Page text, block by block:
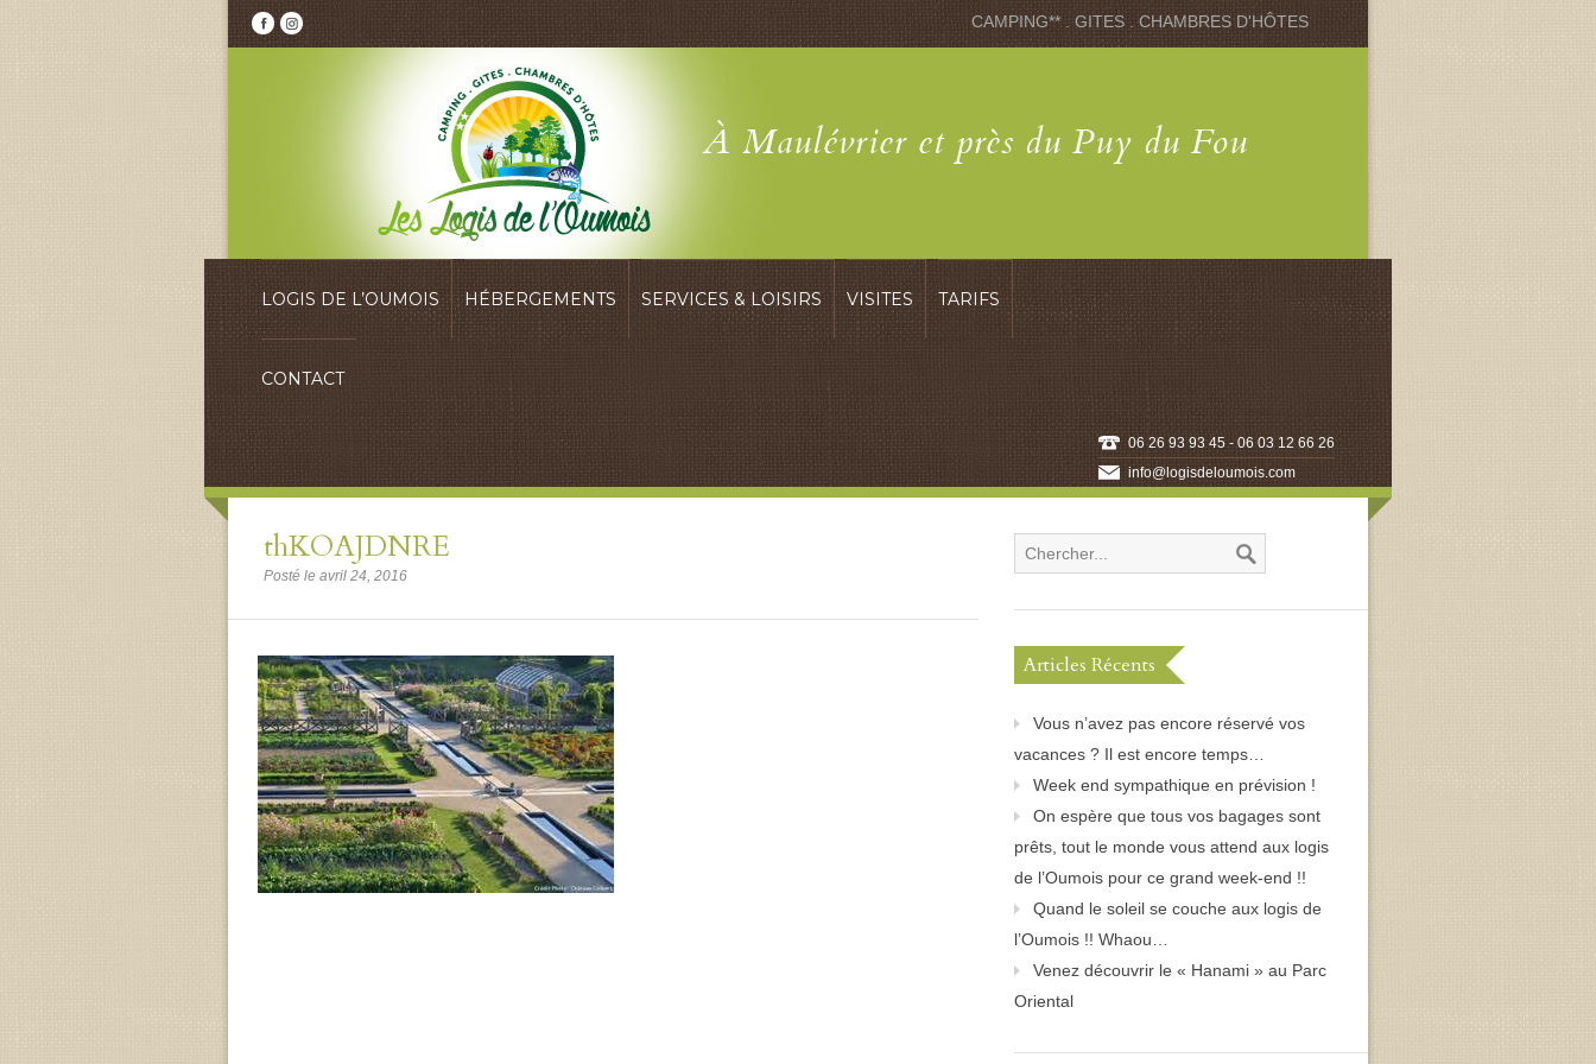
CAMPING** . GITES . CHAMBRES D'HÔTES
À Maulévrier et près du Puy du Fou
LOGIS DE L’OUMOIS HÉBERGEMENTS SERVICES & LOISIRS VISITES TARIFS
CONTACT
06 26 93 93 45 - 06 03 12 66 26
info@logisdeloumois.com
thKOAJDNRE
Posté le avril 24, 2016
Articles Récents
Vous n’avez pas encore réservé vos
vacances ? Il est encore temps…
Week end sympathique en prévision !
On espère que tous vos bagages sont
prêts, tout le monde vous attend aux logis
de l’Oumois pour ce grand week-end !!
Quand le soleil se couche aux logis de
l’Oumois !! Whaou…
Venez découvrir le « Hanami » au Parc
Oriental